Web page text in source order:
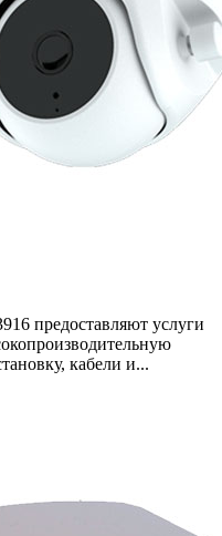
предоставляют услуги
кабели и...